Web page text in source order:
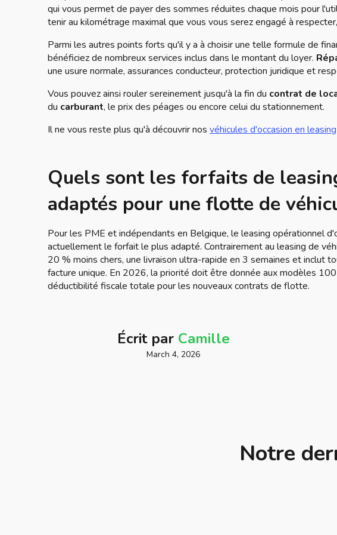
qui vous permet de payer des sommes réduites chaque mois pour
tenir au kilométrage maximal que vous vous serez engagé à
Parmi les autres points forts qu'il y a à choisir une telle formule de
bénéficiez de nombreux services inclus dans le montant du loyer.
une usure normale, assurances conducteur, protection juridique et
Vous pouvez ainsi rouler sereinement jusqu'à la fin du contrat de
du carburant, le prix des péages ou encore celui du stationnement.
Il ne vous reste plus qu'à découvrir nos véhicules d'occasion en
Quels sont les forfaits de
adaptés pour une flotte de
Pour les PME et indépendants en Belgique, le leasing opérationnel
actuellement le forfait le plus adapté. Contrairement au leasing de
20 % moins chers, une livraison ultra-rapide en 3 semaines et inclut
facture unique. En 2026, la priorité doit être donnée aux modèles
déductibilité fiscale totale pour les nouveaux contrats de flotte.
Écrit par Camille
March 4, 2026
Notre